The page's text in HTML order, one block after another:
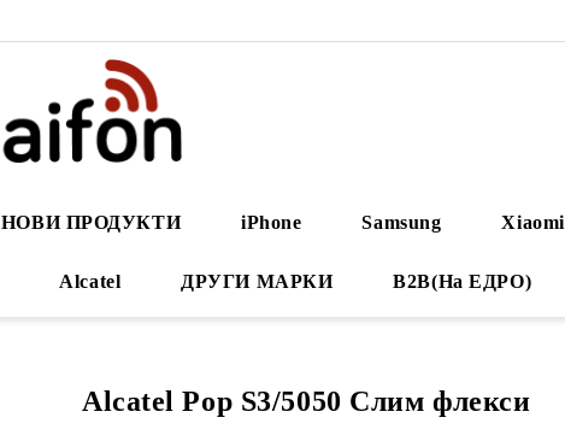
НОВИ ПРОДУКТИ iPhone Samsung Xiaomi
Alcatel ДРУГИ МАРКИ B2B(На ЕДРО)
Alcatel Pop S3/5050 Слим флекси